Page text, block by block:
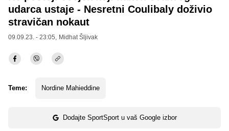
udarca ustaje - Nesretni Coulibaly doživio
stravičan nokaut
09.09.23. - 23:05, Midhat Šljivak
Teme: Nordine Mahieddine
Dodajte SportSport u vaš Google izbor